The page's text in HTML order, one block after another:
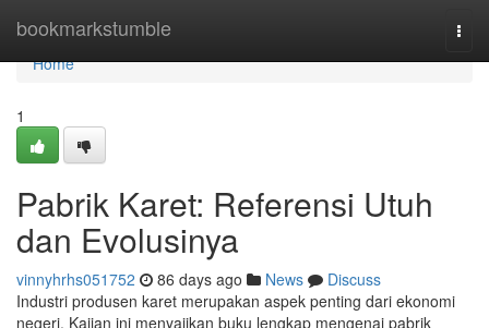
bookmarkstumble
Home
Home
1
Pabrik Karet: Referensi Utuh
dan Evolusinya
vinnyhrhs051752 86 days ago News
Discuss
Industri produsen karet merupakan aspek penting dari ekonomi
negeri. Kajian ini menyajikan buku lengkap mengenai pabrik